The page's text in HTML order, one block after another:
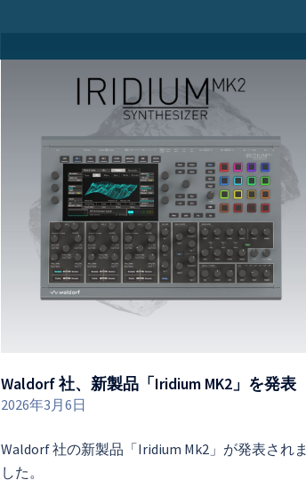
Waldorf 社、新製品「Iridium MK2」を発表
2026年3月6日
Waldorf 社の新製品「Iridium Mk2」が発表されま
した。